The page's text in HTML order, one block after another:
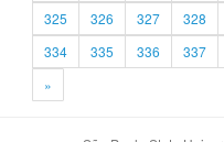
325
326 327 328
334
335 336 337
»